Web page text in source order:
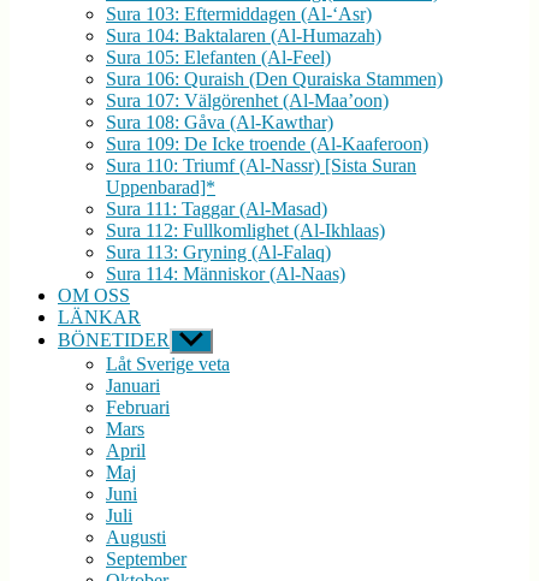
Sura 103: Eftermiddagen (Al-‘Asr)
Sura 104: Baktalaren (Al-Humazah)
Sura 105: Elefanten (Al-Feel)
Sura 106: Quraish (Den Quraiska Stammen)
Sura 107: Välgörenhet (Al-Maa’oon)
Sura 108: Gåva (Al-Kawthar)
Sura 109: De Icke troende (Al-Kaaferoon)
Sura 110: Triumf (Al-Nassr) [Sista Suran
Uppenbarad]*
Sura 111: Taggar (Al-Masad)
Sura 112: Fullkomlighet (Al-Ikhlaas)
Sura 113: Gryning (Al-Falaq)
Sura 114: Människor (Al-Naas)
OM OSS
LÄNKAR
BÖNETIDER
Visa
undermeny
Låt Sverige veta
Januari
Februari
Mars
April
Maj
Juni
Juli
Augusti
September